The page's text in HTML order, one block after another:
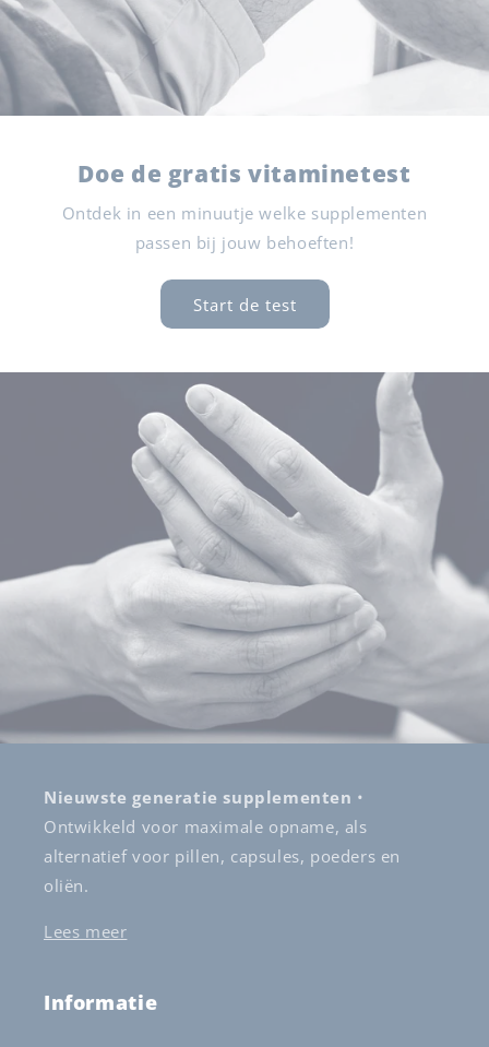
Doe de gratis vitaminetest
Ontdek in een minuutje welke supplementen
passen bij jouw behoeften!
Start de test
Nieuwste generatie supplementen •
Ontwikkeld voor maximale opname, als
alternatief voor pillen, capsules, poeders en
oliën.
Lees meer
Informatie